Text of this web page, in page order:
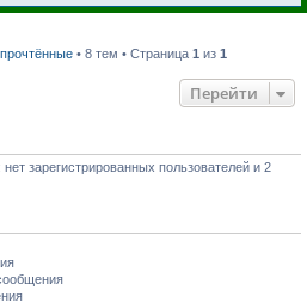
• 8 тем • Страница 1 из 1
Перейти
зарегистрированных пользователей и 2